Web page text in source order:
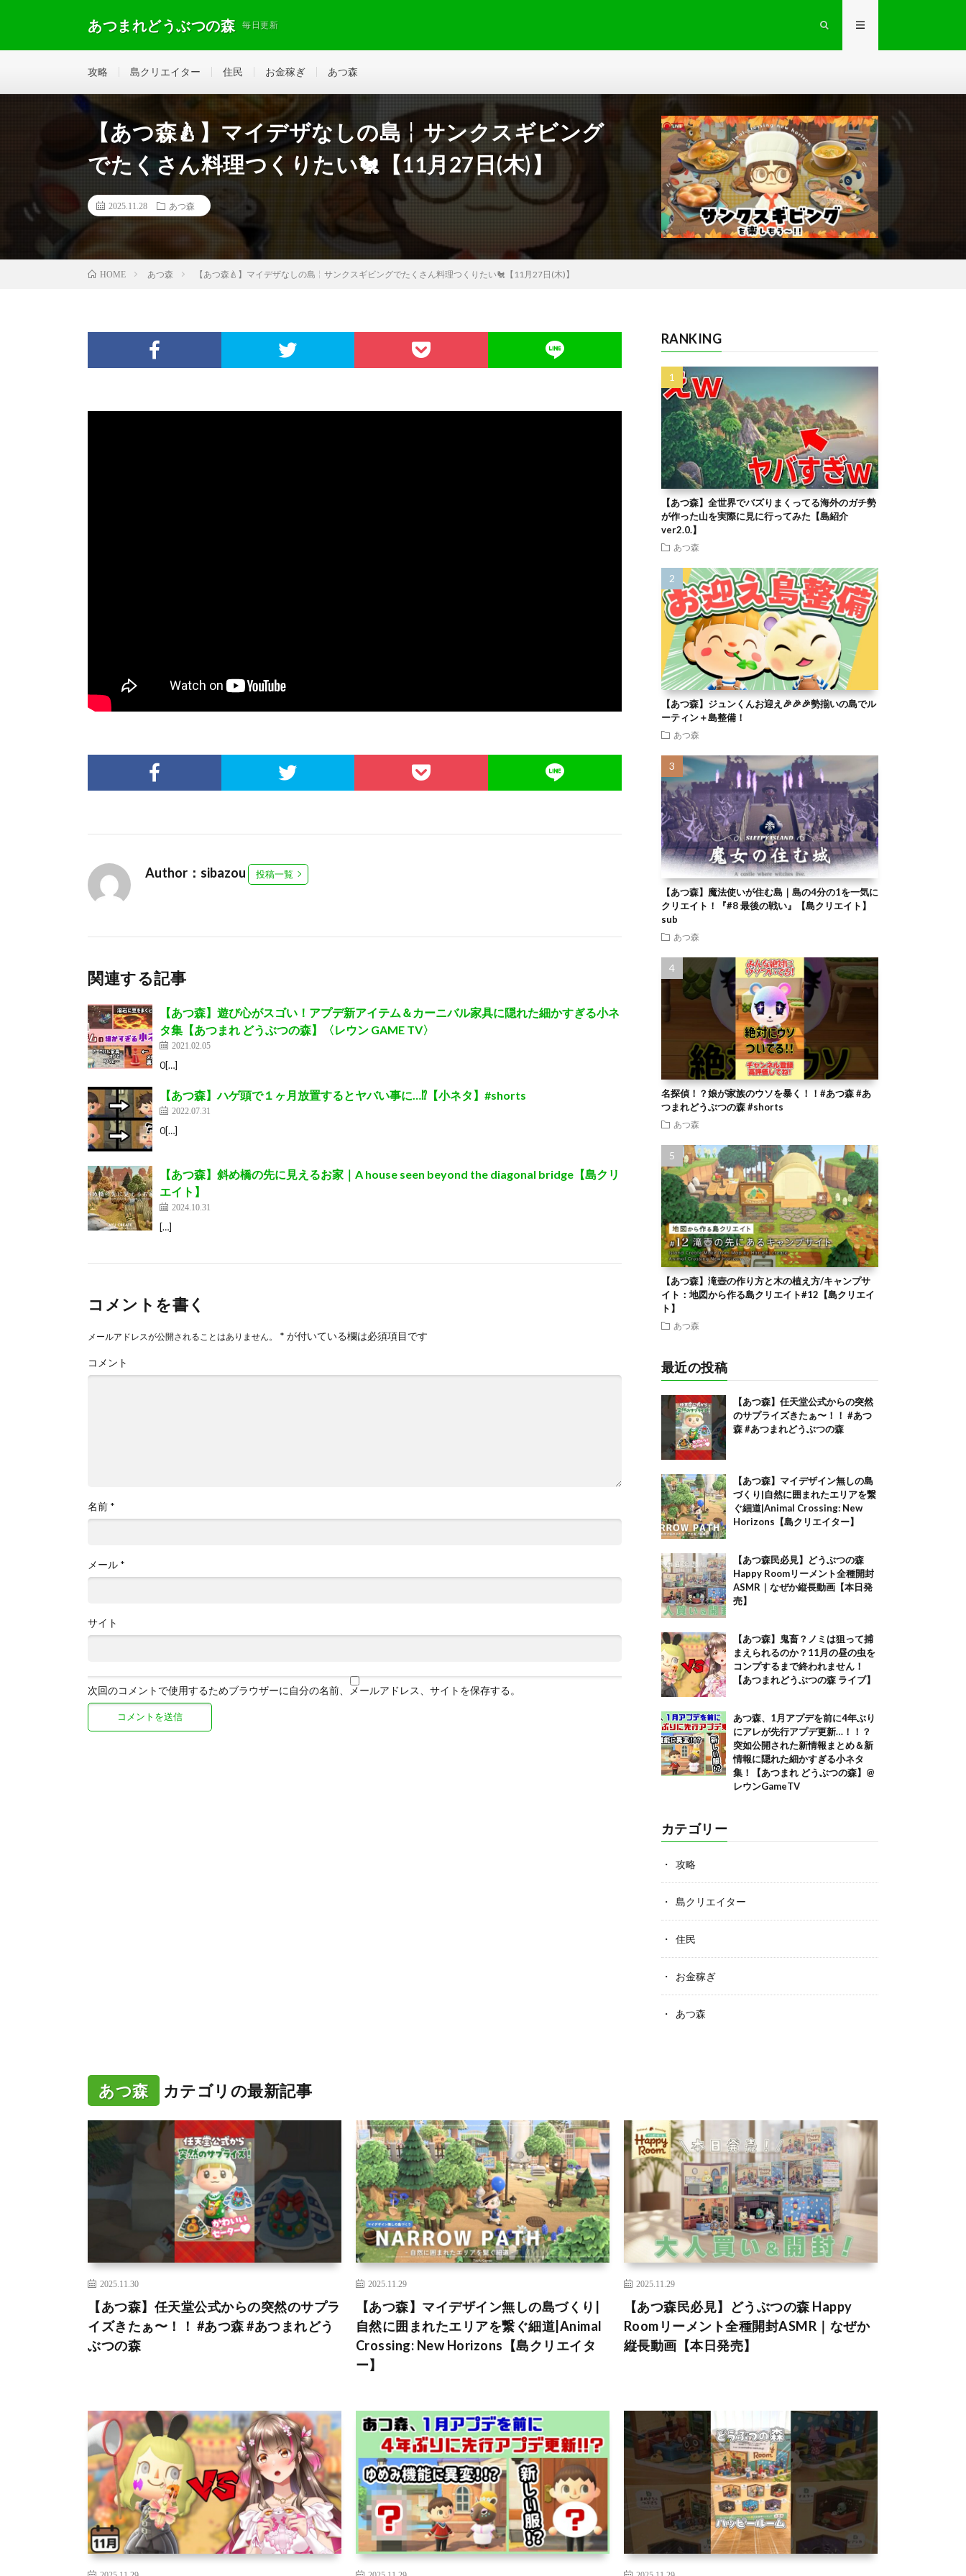
あつまれどうぶつの森 毎日更新
攻略 島クリエイター 住民 お金稼ぎ あつ森
【あつ森🍐】マイデザなしの島╎サンクスギビング
でたくさん料理つくりたい🐔【11月27日(木)】
2025.11.28 あつ森
HOME あつ森 【あつ森🍐】マイデザなしの島╎サンクスギビングでたくさん料理つくりたい🐔【11月27日(木)】
Author：sibazou 投稿一覧
関連する記事
【あつ森】遊び心がスゴい！アプデ新アイテム＆カーニバル家具に隠れた細かすぎる小ネ
タ集【あつまれ どうぶつの森】〈レウン GAME TV〉
2021.02.05
0[…]
【あつ森】ハゲ頭で１ヶ月放置するとヤバい事に…⁉︎【小ネタ】#shorts
2022.07.31
0[…]
【あつ森】斜め橋の先に見えるお家｜A house seen beyond the diagonal bridge【島クリ
エイト】
2024.10.31
[…]
コメントを書く
メールアドレスが公開されることはありません。 * が付いている欄は必須項目です
コメント
名前 *
メール *
サイト
次回のコメントで使用するためブラウザーに自分の名前、メールアドレス、サイトを保存する。
RANKING
【あつ森】全世界でバズりまくってる海外のガチ勢
が作った山を実際に見に行ってみた【島紹介
ver2.0.】
あつ森
【あつ森】ジュンくんお迎え🎉🎉🎉勢揃いの島でル
ーティン＋島整備！
あつ森
【あつ森】魔法使いが住む島｜島の4分の1を一気に
クリエイト！『#8 最後の戦い』【島クリエイト】
sub
あつ森
名探偵！？娘が家族のウソを暴く！！#あつ森 #あ
つまれどうぶつの森 #shorts
あつ森
【あつ森】滝壺の作り方と木の植え方/キャンプサ
イト：地図から作る島クリエイト#12【島クリエイ
ト】
あつ森
最近の投稿
【あつ森】任天堂公式からの突然
のサプライズきたぁ〜！！ #あつ
森 #あつまれどうぶつの森
【あつ森】マイデザイン無しの島
づくり|自然に囲まれたエリアを繋
ぐ細道|Animal Crossing: New
Horizons【島クリエイター】
【あつ森民必見】どうぶつの森
Happy Roomリーメント全種開封
ASMR｜なぜか縦長動画【本日発
売】
【あつ森】鬼畜？ノミは狙って捕
まえられるのか？11月の昼の虫を
コンプするまで終われません！
【あつまれどうぶつの森 ライブ】
あつ森、1月アプデを前に4年ぶり
にアレが先行アプデ更新…！！？
突如公開された新情報まとめ＆新
情報に隠れた細かすぎる小ネタ
集！【あつまれ どうぶつの森】@
レウンGameTV
カテゴリー
攻略
島クリエイター
住民
お金稼ぎ
あつ森
あつ森 カテゴリの最新記事
2025.11.30
【あつ森】任天堂公式からの突然のサプラ
イズきたぁ〜！！ #あつ森 #あつまれどう
ぶつの森
2025.11.29
【あつ森】マイデザイン無しの島づくり|
自然に囲まれたエリアを繋ぐ細道|Animal
Crossing: New Horizons【島クリエイタ
ー】
2025.11.29
【あつ森民必見】どうぶつの森 Happy
Roomリーメント全種開封ASMR｜なぜか
縦長動画【本日発売】